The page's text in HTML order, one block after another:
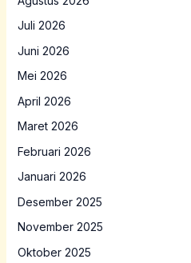
Juli 2026
Juni 2026
Mei 2026
April 2026
Maret 2026
Februari 2026
Januari 2026
Desember 2025
November 2025
Oktober 2025